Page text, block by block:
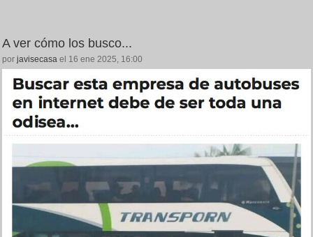
A ver cómo los busco...
por javisecasa el 16 ene 2025, 16:00